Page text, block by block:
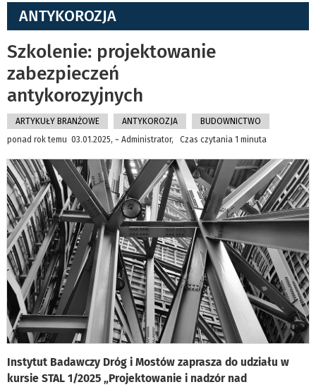
ANTYKOROZJA
Szkolenie: projektowanie
zabezpieczeń
antykorozyjnych
ARTYKUŁY BRANŻOWE ANTYKOROZJA
BUDOWNICTWO
ponad rok temu 03.01.2025, ~ Administrator, Czas czytania 1 minuta
Instytut Badawczy Dróg i Mostów zaprasza do udziału w
kursie STAL 1/2025 „Projektowanie i nadzór nad